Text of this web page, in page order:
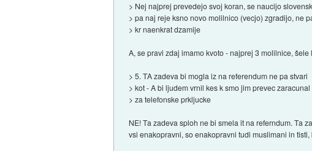
> Nej najprej prevedejo svoj koran, se naucijo
> pa naj reje ksno novo molilnico (vecjo) zgradijo, ne
> kr naenkrat dzamije
A, se pravi zdaj imamo kvoto - najprej 3 molilnice,
> 5. TA zadeva bi mogla iz na referendum ne pa stvari
> kot - A bi ljudem vrnil kes k smo jim prevec zaracunal
> za telefonske prkljucke
NE! Ta zadeva sploh ne bi smela it na referndum. Ta
vsi enakopravni, so enakopravni tudi muslimani in